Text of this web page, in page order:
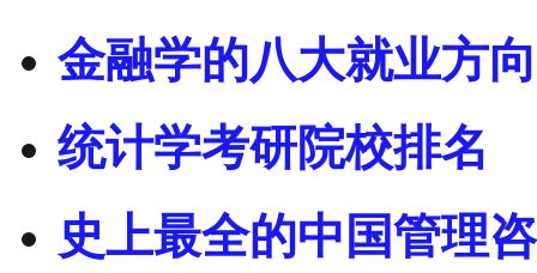
金融学的八大就业方
统计学考研院校排名
史上最全的中国管理